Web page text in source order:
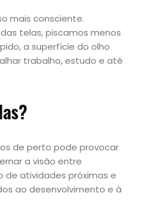
mais consciente.
telas, piscamos menos
a superfície do olho
trabalho, estudo e até
de perto pode provocar
a visão entre
de atividades próximas e
ao desenvolvimento e à